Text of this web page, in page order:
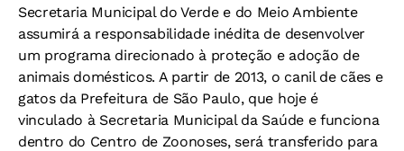
Secretaria Municipal do Verde e do Meio Ambiente
assumirá a responsabilidade inédita de desenvolver
um programa direcionado à proteção e adoção de
animais domésticos. A partir de 2013, o canil de cães e
gatos da Prefeitura de São Paulo, que hoje é
vinculado à Secretaria Municipal da Saúde e funciona
dentro do Centro de Zoonoses, será transferido para